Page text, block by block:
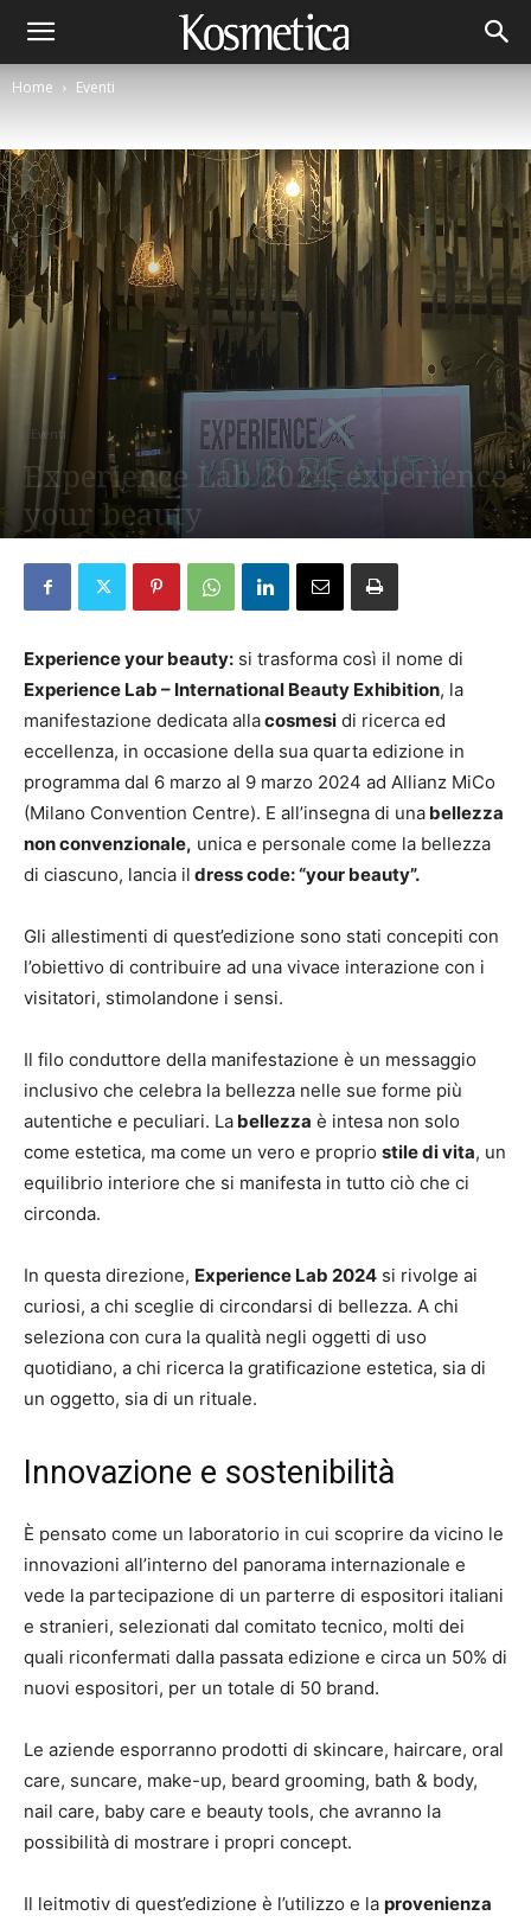
Home Eventi
Eventi
Experience Lab 2024, experience
your beauty
Experience your beauty: si trasforma così il nome di
Experience Lab – International Beauty Exhibition, la
manifestazione dedicata allacosmesi di ricerca ed
eccellenza, in occasione della sua quarta edizione in
programma dal 6 marzo al 9 marzo 2024 ad Allianz MiCo
(Milano Convention Centre). E all’insegna di una bellezza
non convenzionale, unica e personale come la bellezza
di ciascuno, lancia il dress code: “your beauty”.
Gli allestimenti di quest’edizione sono stati concepiti con
l’obiettivo di contribuire ad una vivace interazione con i
visitatori, stimolandone i sensi.
Il filo conduttore della manifestazione è un messaggio
inclusivo che celebra la bellezza nelle sue forme più
autentiche e peculiari. La bellezza è intesa non solo
come estetica, ma come un vero e proprio stile di vita, un
equilibrio interiore che si manifesta in tutto ciò che ci
circonda.
In questa direzione, Experience Lab 2024 si rivolge ai
curiosi, a chi sceglie di circondarsi di bellezza. A chi
seleziona con cura la qualità negli oggetti di uso
quotidiano, a chi ricerca la gratificazione estetica, sia di
un oggetto, sia di un rituale.
Innovazione e sostenibilità
È pensato come un laboratorio in cui scoprire da vicino le
innovazioni all’interno del panorama internazionale e
vede la partecipazione di un parterre di espositori italiani
e stranieri, selezionati dal comitato tecnico, molti dei
quali riconfermati dalla passata edizione e circa un 50% di
nuovi espositori, per un totale di 50 brand.
Le aziende esporranno prodotti di skincare, haircare, oral
care, suncare, make-up, beard grooming, bath & body,
nail care, baby care e beauty tools, che avranno la
possibilità di mostrare i propri concept.
Il leitmotiv di quest’edizione è l’utilizzo e la provenienza